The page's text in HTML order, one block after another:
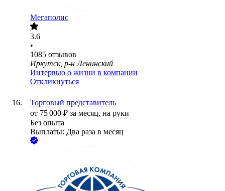
Мегаполис
3.6
•
1085 отзывов
Иркутск, р-н Ленинский
Интервью о жизни в компании
Откликнуться
Торговый представитель
от 75 000 ₽ за месяц, на руки
Без опыта
Выплаты: Два раза в месяц